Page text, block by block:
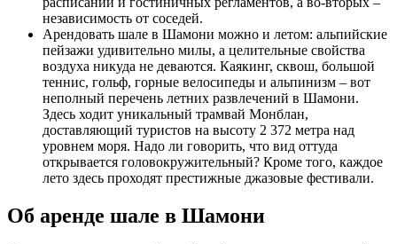
независимость от соседей.
Арендовать шале в Шамони можно и летом: альпийские
пейзажи удивительно милы, а целительные свойства
воздуха никуда не деваются. Каякинг, сквош, большой
теннис, гольф, горные велосипеды и альпинизм – вот
неполный перечень летних развлечений в Шамони.
Здесь ходит уникальный трамвай Монблан,
доставляющий туристов на высоту 2 372 метра над
уровнем моря. Надо ли говорить, что вид оттуда
открывается головокружительный? Кроме того, каждое
лето здесь проходят престижные джазовые фестивали.
Об аренде шале в Шамони